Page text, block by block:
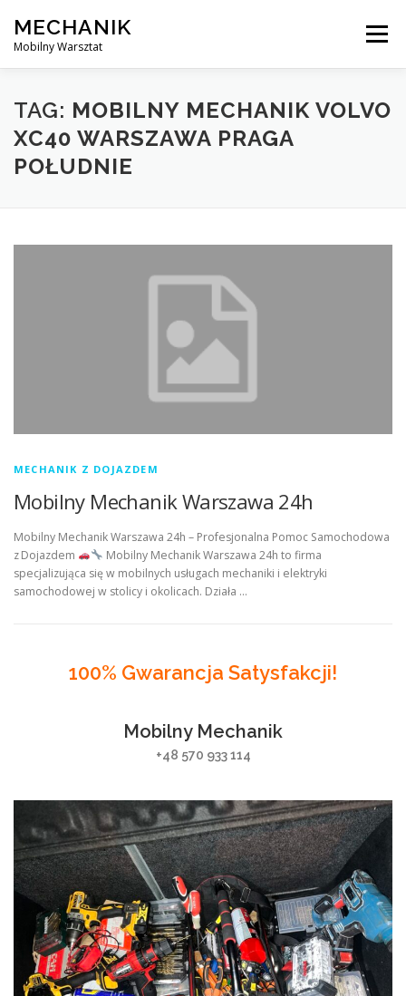
content
MECHANIK
Mobilny Warsztat
Menu
MOBILNY MECHANIK ELEKTRYK SAMOCHODOWY
BLOG KONTAKT
TAG: MOBILNY MECHANIK VOLVO
XC40 WARSZAWA PRAGA
POŁUDNIE
MECHANIK Z DOJAZDEM
Mobilny Mechanik Warszawa 24h
Mobilny Mechanik Warszawa 24h – Profesjonalna Pomoc Samochodowa
z Dojazdem
Mobilny Mechanik Warszawa 24h to firma
specjalizująca się w mobilnych usługach mechaniki i elektryki
samochodowej w stolicy i okolicach. Działa …
100% Gwarancja Satysfakcji!
Mobilny Mechanik
+48 570 933 114